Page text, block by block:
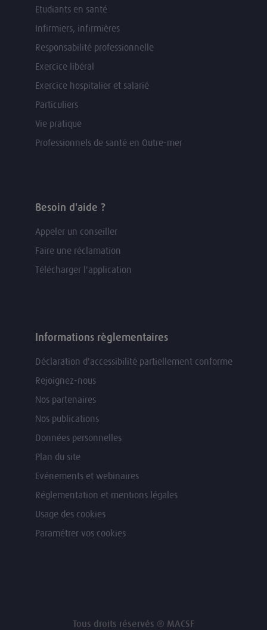
Etudiants en santé
Infirmiers, infirmières
Responsabilité professionnelle
Exercice libéral
Exercice hospitalier et salarié
Particuliers
Vie pratique
Professionnels de santé en Outre-mer
Besoin d'aide ?
Appeler un conseiller
Faire une réclamation
Télécharger l'application
Informations règlementaires
Déclaration d'accessibilité partiellement conforme
Rejoignez-nous
Nos partenaires
Nos publications
Données personnelles
Plan du site
Evénements et webinaires
Réglementation et mentions légales
Usage des cookies
Paramétrer vos cookies
Tous droits réservés ® MACSF